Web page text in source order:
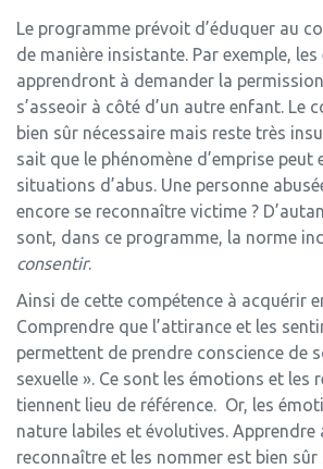
Le programme prévoit d’éduquer au
de manière insistante. Par exemple, les
apprendront à demander la
s’asseoir à côté d’un autre enfant. Le
bien sûr nécessaire mais reste très
sait que le phénomène d’emprise peut
situations d’abus. Une personne
encore se reconnaître victime ?
sont, dans ce programme, la norme
consentir.
Ainsi de cette compétence à acquérir
Comprendre que l’attirance et les
permettent de prendre conscience de
sexuelle ». Ce sont les émotions et les
tiennent lieu de référence. Or, les
nature labiles et évolutives. Apprendre
reconnaître et les nommer est bien